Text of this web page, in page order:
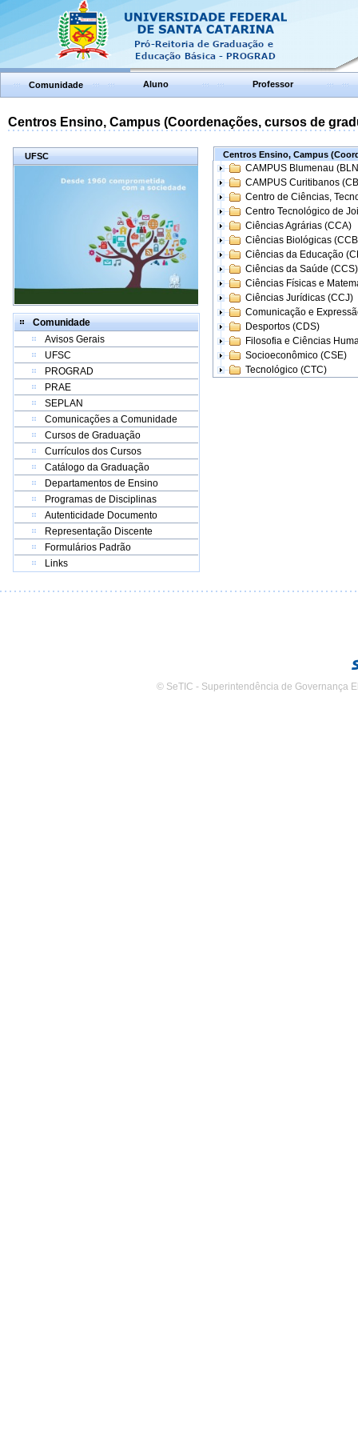
Comunidade Aluno Professor
Centros Ensino, Campus (Coordenações, cursos de
UFSC
Comunidade
Avisos Gerais
UFSC
PROGRAD
PRAE
SEPLAN
Comunicações a Comunidade
Cursos de Graduação
Currículos dos Cursos
Catálogo da Graduação
Departamentos de Ensino
Programas de Disciplinas
Autenticidade Documento
Representação Discente
Formulários Padrão
Links
Centros Ensino, Campus
CAMPUS Blumenau
CAMPUS Curitibanos
Centro de Ciências,
Centro Tecnológico de
Ciências Agrárias (CCA)
Ciências Biológicas
Ciências da Educação
Ciências da Saúde (CCS)
Ciências Físicas e
Ciências Jurídicas (CCJ)
Comunicação e
Desportos (CDS)
Filosofia e Ciências
Socioeconômico (CSE)
Tecnológico (CTC)
© SeTIC - Superintendência de Governança